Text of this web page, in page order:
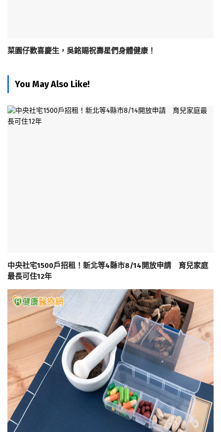
菜園仔歡喜慶生，吳銘賜祝壽星們身體健康！
You May Also Like!
中央社宅1500戶招租！新北等4縣市8/14開放申請 育兒家庭
最長可住12年